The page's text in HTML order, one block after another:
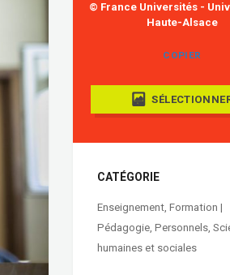
© France Universités -
Haute-Alsace
COPIER
CATÉGORIE
Enseignement, Formation |
Pédagogie, Personnels,
humaines et sociales